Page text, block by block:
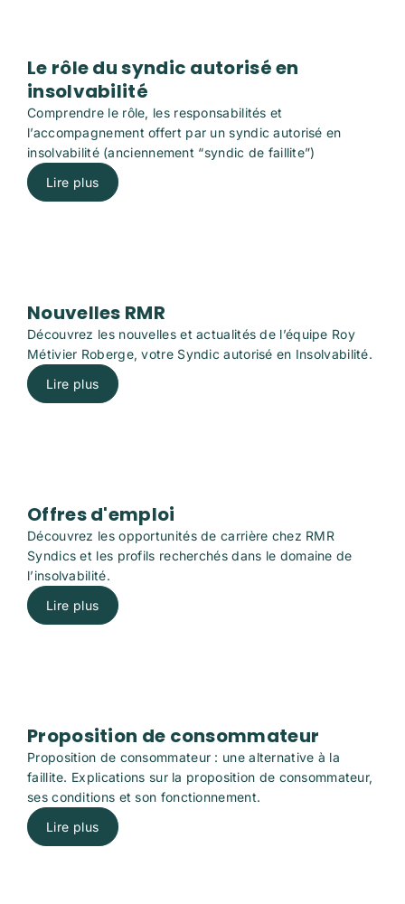
Le rôle du syndic autorisé en
insolvabilité
Comprendre le rôle, les responsabilités et
l’accompagnement offert par un syndic autorisé en
insolvabilité(anciennement “syndic de faillite”)
Lire plus
Nouvelles RMR
Découvrez les nouvelles et actualités de l’équipe Roy
Métivier Roberge, votre Syndic autorisé en Insolvabilité.
Lire plus
Offres d'emploi
Découvrez les opportunités de carrière chez RMR
Syndics et les profils recherchés dans le domaine de
l’insolvabilité.
Lire plus
Proposition de consommateur
Proposition de consommateur : une alternative à la
faillite. Explications sur la proposition de consommateur,
ses conditions et son fonctionnement.
Lire plus